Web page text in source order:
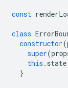
const
class
constructor(
super(
this . state
}